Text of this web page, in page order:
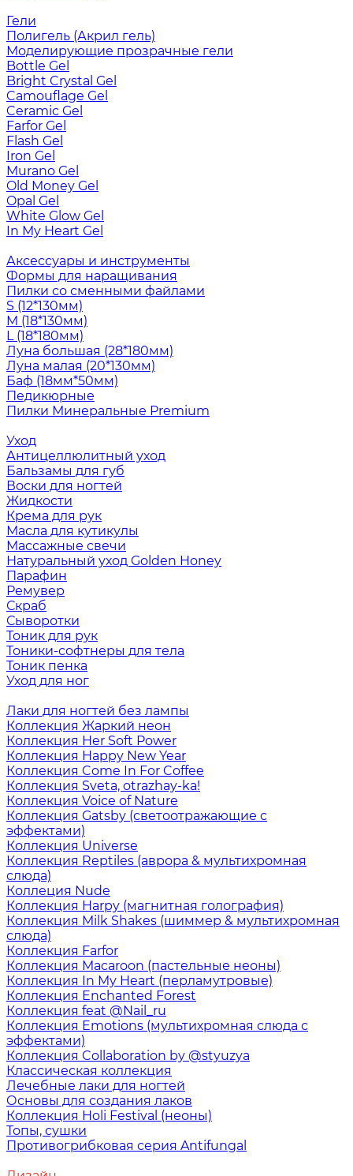
Гели
Полигель (Акрил гель)
Моделирующие прозрачные гели
Bottle Gel
Bright Crystal Gel
Camouflage Gel
Ceramic Gel
Farfor Gel
Flash Gel
Iron Gel
Murano Gel
Old Money Gel
Opal Gel
White Glow Gel
In My Heart Gel
Аксессуары и инструменты
Формы для наращивания
Пилки со сменными файлами
S (12*130мм)
M (18*130мм)
L (18*180мм)
Луна большая (28*180мм)
Луна малая (20*130мм)
Баф (18мм*50мм)
Педикюрные
Пилки Минеральные Premium
Уход
Антицеллюлитный уход
Бальзамы для губ
Воски для ногтей
Жидкости
Крема для рук
Масла для кутикулы
Массажные свечи
Натуральный уход Golden Honey
Парафин
Ремувер
Скраб
Сыворотки
Тоник для рук
Тоники-софтнеры для тела
Тоник пенка
Уход для ног
Лаки для ногтей без лампы
Коллекция Жаркий неон
Коллекция Her Soft Power
Коллекция Happy New Year
Коллекция Come In For Coffee
Коллекция Sveta, otrazhay-ka!
Коллекция Voice of Nature
Коллекция Gatsby (светоотражающие с
эффектами)
Коллекция Universe
Коллекция Reptiles (аврора & мультихромная
слюда)
Коллеция Nude
Коллекция Harpy (магнитная голография)
Коллекция Milk Shakes (шиммер & мультихромная
слюда)
Коллекция Farfor
Коллекция Macaroon (пастельные неоны)
Коллекция In My Heart (перламутровые)
Коллекция Enchanted Forest
Коллекция feat @Nail_ru
Коллекция Emotions (мультихромная слюда с
эффектами)
Коллекция Collaboration by @styuzya
Классическая коллекция
Лечебные лаки для ногтей
Основы для создания лаков
Коллекция Holi Festival (неоны)
Топы, сушки
Противогрибковая серия Antifungal